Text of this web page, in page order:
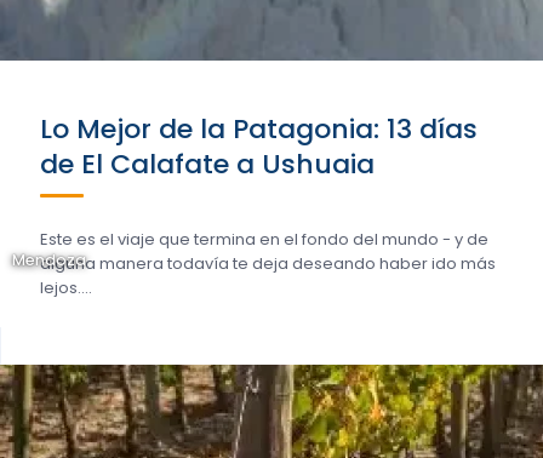
Lo Mejor de la Patagonia: 13 días
de El Calafate a Ushuaia
Este es el viaje que termina en el fondo del mundo - y de
alguna manera todavía te deja deseando haber ido más
lejos....
Mendoza